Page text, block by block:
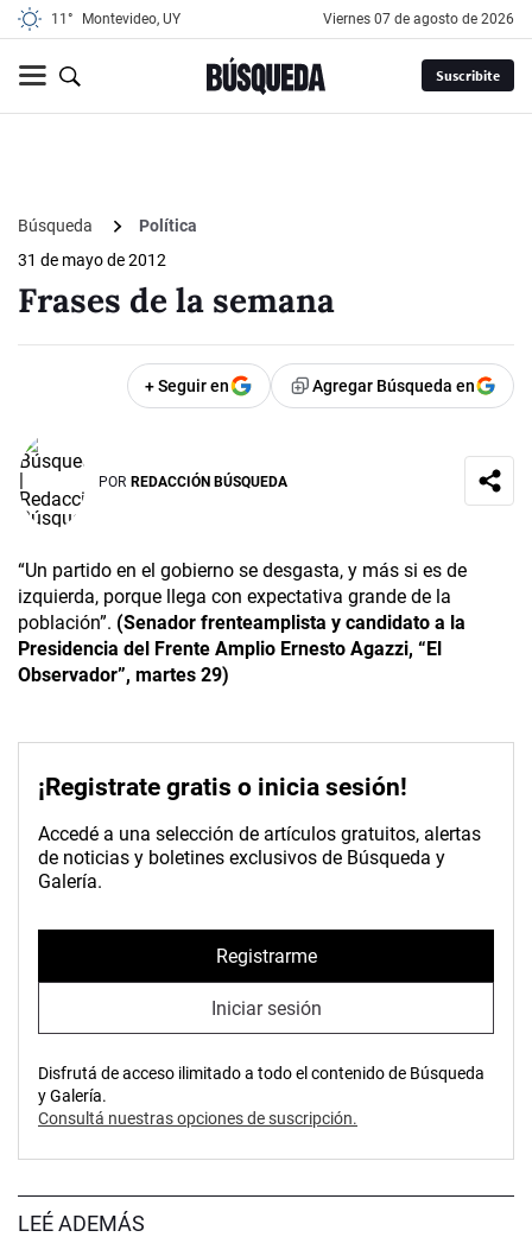
11° Montevideo, UY viernes 07 de agosto de 2026
Suscribite
Búsqueda
Política
31 de mayo de 2012
Frases de la semana
+ Seguir en Agregar Búsqueda en
POR REDACCIÓN BÚSQUEDA
“Un partido en el gobierno se desgasta, y más si es de
izquierda, porque llega con expectativa grande de la
población”. (Senador frenteamplista y candidato a la
Presidencia del Frente Amplio Ernesto Agazzi, “El
Observador”, martes 29)
¡Registrate gratis o inicia sesión!
Accedé a una selección de artículos gratuitos, alertas
de noticias y boletines exclusivos de Búsqueda y
Galería.
Registrarme
Iniciar sesión
Disfrutá de acceso ilimitado a todo el contenido de Búsqueda
y Galería.
Consultá nuestras opciones de suscripción.
LEÉ ADEMÁS